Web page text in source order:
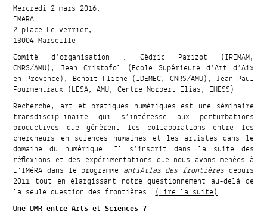
Mercredi 2 mars 2016,
IMéRA
2 place Le verrier,
13004 Marseille
Comité d’organisation : Cédric Parizot (IREMAM,
CNRS/AMU), Jean Cristofol (Ecole Supérieure d’Art d’Aix
en Provence), Benoit Fliche (IDEMEC, CNRS/AMU), Jean-Paul
Fourmentraux (LESA, AMU, Centre Norbert Elias, EHESS)
Recherche, art et pratiques numériques est une séminaire
transdisciplinaire qui s’intéresse aux perturbations
productives que génèrent les collaborations entre les
chercheurs en sciences humaines et les artistes dans le
domaine du numérique. Il s’inscrit dans la suite des
réflexions et des expérimentations que nous avons menées à
l’IMéRA dans le programme antiAtlas des frontières depuis
2011 tout en élargissant notre questionnement au-delà de
la seule question des frontières.(Lire la suite)
Une UMR entre Arts et Sciences ?